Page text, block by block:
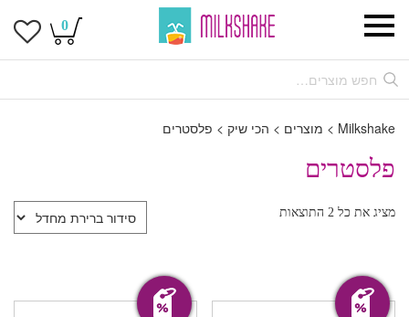
0
Milkshake
> מוצרים > הכי שיק > פלסטרים
פלסטרים
מציג את כל 2 התוצאות
מבצע! מבצע!